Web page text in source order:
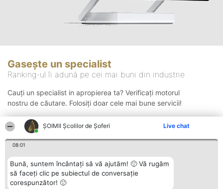
ŞOIMII Școlilor de Șoferi Live chat
08:01
Bună, suntem încântați să vă ajutăm! 🙂 Vă rugăm
să faceți clic pe subiectul de conversație
corespunzător! 🙂
Gasește un specialist
Ranking-ul îi adună pe cei mai buni din industrie
Cauți un specialist in apropierea ta? Verificați motorul
nostru de căutare. Folosiți doar cele mai bune servicii!